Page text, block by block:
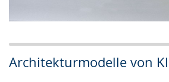
Architekturmodelle von